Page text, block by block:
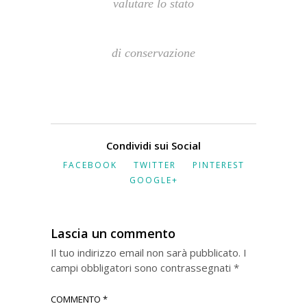
valutare lo stato
di conservazione
Condividi sui Social
FACEBOOK TWITTER
PINTEREST
GOOGLE+
Lascia un commento
Il tuo indirizzo email non sarà pubblicato. I
campi obbligatori sono contrassegnati *
COMMENTO *